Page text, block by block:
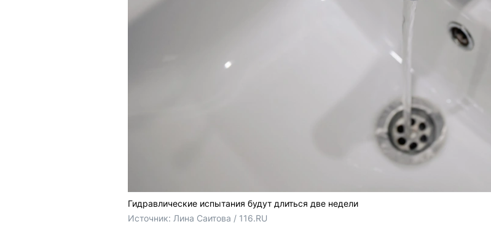
Гидравлические испытания будут длиться две недели
Источник: Лина Саитова / 116.RU